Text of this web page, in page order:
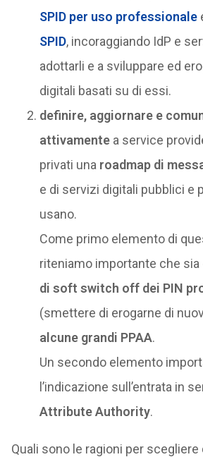
SPID per uso professionale
SPID, incoraggiando IdP e
adottarli e a sviluppare ed
digitali basati su di essi.
definire, aggiornare e
attivamentea service
privati una roadmap di
e di servizi digitali pubblici e
usano.
Come primo elemento di
riteniamo importante che sia
di soft switch off dei PIN
(smettere di erogarne di
alcune grandi PPAA.
Un secondo elemento
l’indicazione sull’entrata in
Attribute Authority.
Quali sono le ragioni per